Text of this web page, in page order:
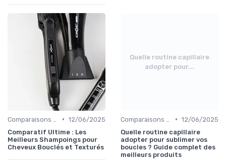
• 12/06/2025
Comparatif Ultime : Les
Meilleurs Shampoings pour
Cheveux Bouclés et Texturés
Quelle routine capillaire
adopter pour...
• 12/06/2025
Quelle routine capillaire
adopter pour sublimer vos
boucles ? Guide complet des
meilleurs produits